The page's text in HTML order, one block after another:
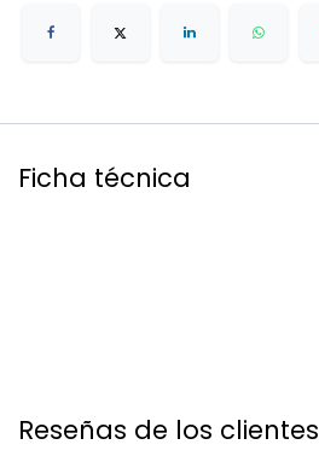
Ficha técnica
Reseñas de los clientes